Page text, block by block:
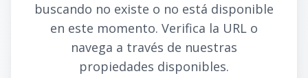
buscando no existe o no está disponible
en este momento. Verifica la URL o
navega a través de nuestras
propiedades disponibles.